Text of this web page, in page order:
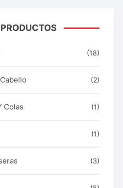
(18)
(2)
Colas (1)
(1)
(3)